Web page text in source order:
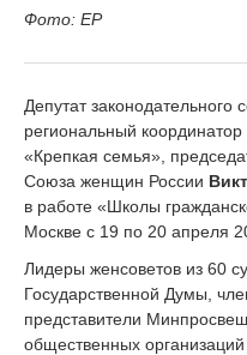
Фото: ЕР
Депутат законодательного
региональный
«Крепкая семья»,
Союза женщин России
в работе «Школы
Москве с 19 по 20 апреля
Лидеры женсоветов из 60
Государственной Думы,
представители
общественных